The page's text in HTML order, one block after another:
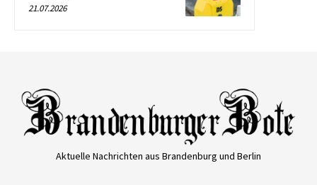
21.07.2026
Aktuelle Nachrichten aus Brandenburg und Berlin